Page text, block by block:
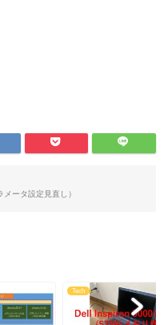
ータ設定見直し）
Linux